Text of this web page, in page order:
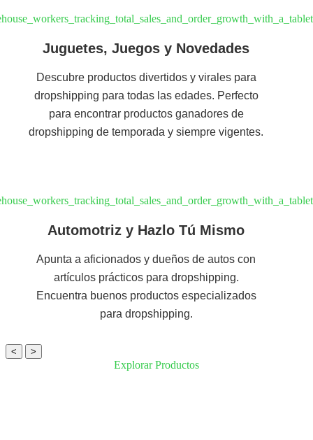
Juguetes, Juegos y Novedades
Descubre productos divertidos y virales para
dropshipping para todas las edades. Perfecto
para encontrar productos ganadores de
dropshipping de temporada y siempre vigentes.
Automotriz y Hazlo Tú Mismo
Apunta a aficionados y dueños de autos con
artículos prácticos para dropshipping.
Encuentra buenos productos especializados
para dropshipping.
< >
Explorar Productos